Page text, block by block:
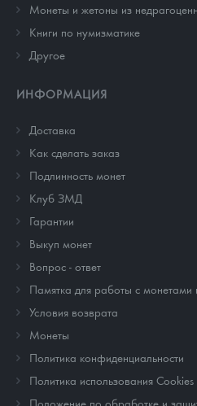
Монеты и жетоны из
Книги по нумизматике
Другое
ИНФОРМАЦИЯ
Доставка
Как сделать заказ
Подлинность монет
Клуб ЗМД
Гарантии
Выкуп монет
Вопрос - ответ
Памятка для работы с монетами
Условия возврата
Монеты
Политика конфиденциальности
Политика использования Cookies
Положение по обработке и